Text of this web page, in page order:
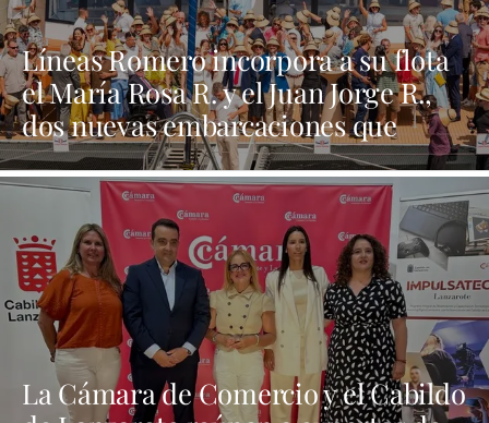
Líneas Romero incorpora a su flota
el María Rosa R. y el Juan Jorge R.,
dos nuevas embarcaciones que
refuerzan su apuesta por la
innovación y la sostenibilidad
La Cámara de Comercio y el Cabildo